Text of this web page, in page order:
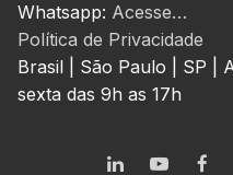
Whatsapp: Acesse…
Política de Privacidade
Brasil | São Paulo | SP |
sexta das 9h as 17h